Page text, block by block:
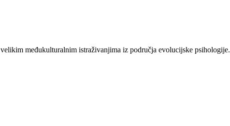
međukulturalnim istraživanjima iz područja evolucijske psihologije.